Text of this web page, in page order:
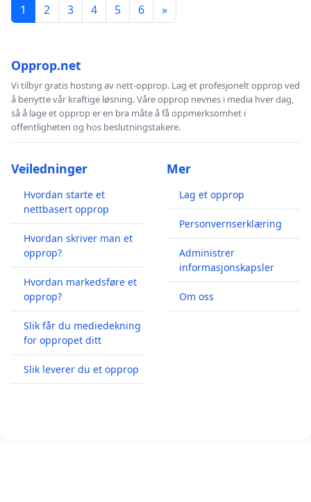
1 2 3 4 5 6 »
Opprop.net
Vi tilbyr gratis hosting av nett-opprop. Lag et profesjonelt opprop ved
å benytte vår kraftige løsning. Våre opprop nevnes i media hver dag,
så å lage et opprop er en bra måte å få oppmerksomhet i
offentligheten og hos beslutningstakere.
Veiledninger
Hvordan starte et
nettbasert opprop
Hvordan skriver man et
opprop?
Hvordan markedsføre et
opprop?
Slik får du mediedekning
for oppropet ditt
Slik leverer du et opprop
Mer
Lag et opprop
Personvernserklæring
Administrer
informasjonskapsler
Om oss